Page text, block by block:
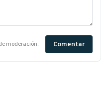
moderación. Comentar